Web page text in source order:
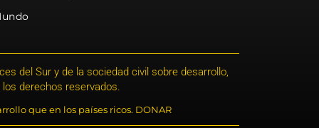
del Sur y de la sociedad civil sobre desarrollo,
derechos reservados.
que en los países ricos. DONAR